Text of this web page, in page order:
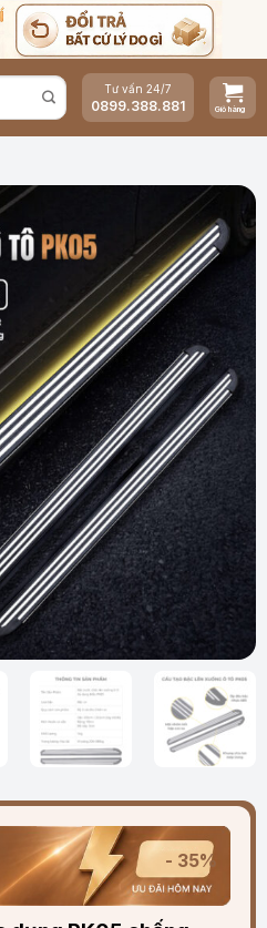
Tư vấn 24/7
0899.388.881
- 35%